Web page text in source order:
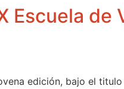
Escuela de
edición, bajo el